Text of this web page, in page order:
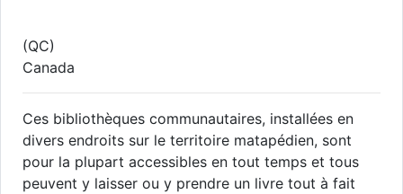
(QC)
Canada
Ces bibliothèques communautaires, installées en
divers endroits sur le territoire matapédien, sont
pour la plupart accessibles en tout temps et tous
peuvent y laisser ou y prendre un livre tout à fait